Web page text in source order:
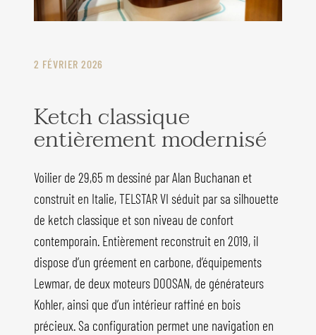
2 FÉVRIER 2026
Ketch classique
entièrement modernisé
Voilier de 29,65 m dessiné par Alan Buchanan et
construit en Italie, TELSTAR VI séduit par sa silhouette
de ketch classique et son niveau de confort
contemporain. Entièrement reconstruit en 2019, il
dispose d’un gréement en carbone, d’équipements
Lewmar, de deux moteurs DOOSAN, de générateurs
Kohler, ainsi que d’un intérieur raffiné en bois
précieux. Sa configuration permet une navigation en